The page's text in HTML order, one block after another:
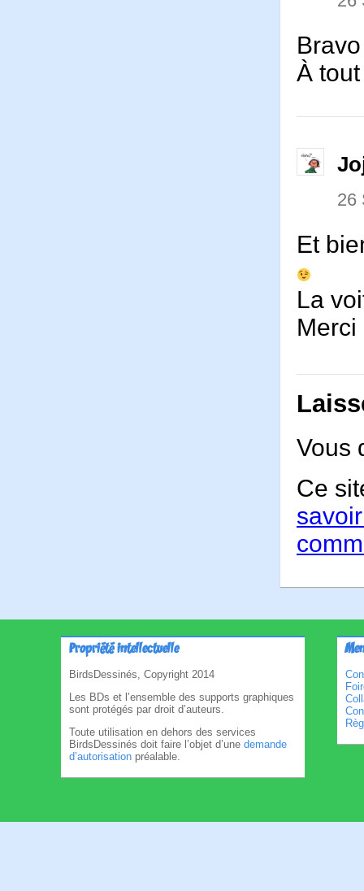
À
26
Et
La
Vous
Ce
Propriété intellectuelle
BirdsDessinés, Copyright 2014
Les BDs et l’ensemble des supports graphiques
sont protégés par droit d’auteurs.
Toute utilisation en dehors des services
BirdsDessinés doit faire l’objet d’une demande
d’autorisation préalable.